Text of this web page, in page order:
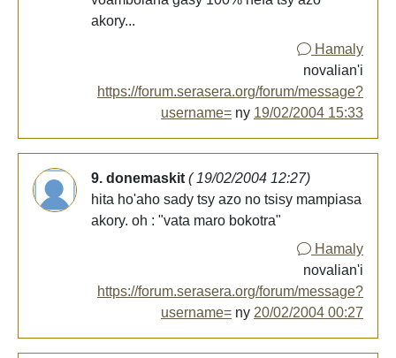
akory...
Hamaly
novalian'i
https://forum.serasera.org/forum/message?
username= ny 19/02/2004 15:33
9. donemaskit ( 19/02/2004 12:27)
hita ho'aho sady tsy azo no tsisy mampiasa
akory. oh : "vata maro bokotra"
Hamaly
novalian'i
https://forum.serasera.org/forum/message?
username= ny 20/02/2004 00:27